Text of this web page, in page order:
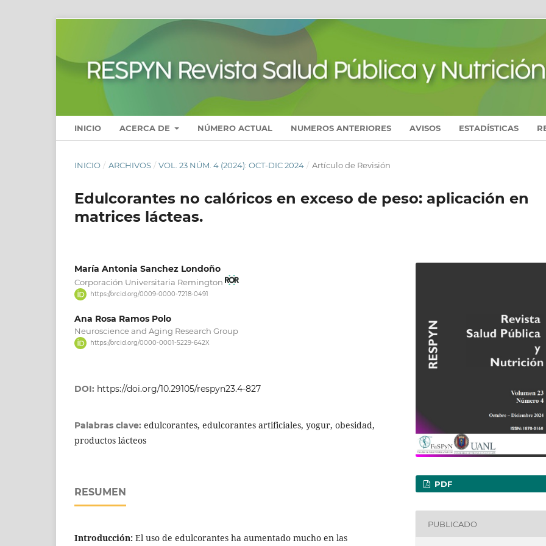
INICIO ACERCA DE NÚMERO ACTUAL NUMEROS ANTERIORES AVISOS ESTADÍSTICAS
INICIO / ARCHIVOS / VOL. 23 NÚM. 4 (2024): OCT-DIC 2024 / Artículo de Revisión
Edulcorantes no calóricos en exceso de peso: aplicación en
matrices lácteas.
María Antonia Sanchez Londoño
Corporación Universitaria Remington
https://orcid.org/0009-0000-7218-0491
Ana Rosa Ramos Polo
Neuroscience and Aging Research Group
https://orcid.org/0000-0001-5229-642X
DOI: https://doi.org/10.29105/respyn23.4-827
Palabras clave: edulcorantes, edulcorantes artificiales, yogur, obesidad,
productos lácteos
RESUMEN
Introducción: El uso de edulcorantes ha aumentado mucho en las
PDF
PUBLICADO